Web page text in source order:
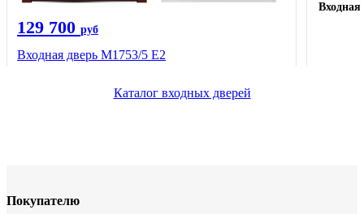
129 700 руб
Входная дверь М1753/5 Е2
Каталог входных дверей
Покупателю